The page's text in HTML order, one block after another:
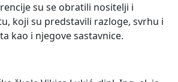
su se obratili nositelji i
koji su predstavili razloge, svrhu i
kao i njegove sastavnice.